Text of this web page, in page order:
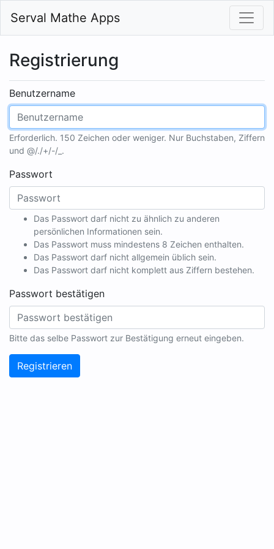
Serval Mathe Apps
Registrierung
Benutzername
Erforderlich. 150 Zeichen oder weniger. Nur Buchstaben, Ziffern
und @/./+/-/_.
Passwort
Das Passwort darf nicht zu ähnlich zu anderen
persönlichen Informationen sein.
Das Passwort muss mindestens 8 Zeichen enthalten.
Das Passwort darf nicht allgemein üblich sein.
Das Passwort darf nicht komplett aus Ziffern bestehen.
Passwort bestätigen
Bitte das selbe Passwort zur Bestätigung erneut eingeben.
Registrieren